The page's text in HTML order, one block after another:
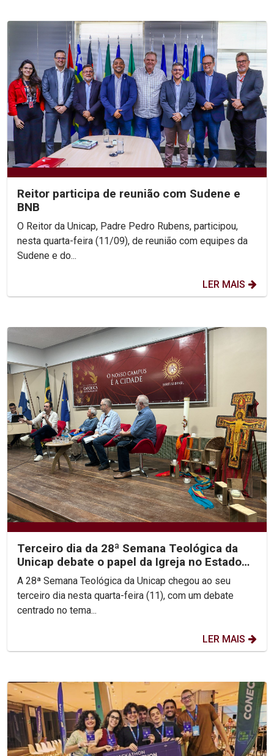
Reitor participa de reunião com Sudene e
BNB
O Reitor da Unicap, Padre Pedro Rubens, participou,
nesta quarta-feira (11/09), de reunião com equipes da
Sudene e do...
LER MAIS
Terceiro dia da 28ª Semana Teológica da
Unicap debate o papel da Igreja no Estado
Democrático de...
A 28ª Semana Teológica da Unicap chegou ao seu
terceiro dia nesta quarta-feira (11), com um debate
centrado no tema...
LER MAIS